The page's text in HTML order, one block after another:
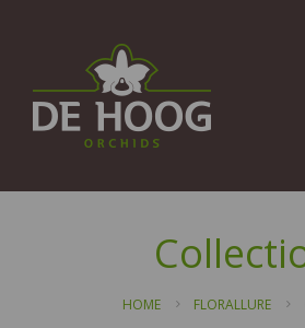
HOME FLORALLURE